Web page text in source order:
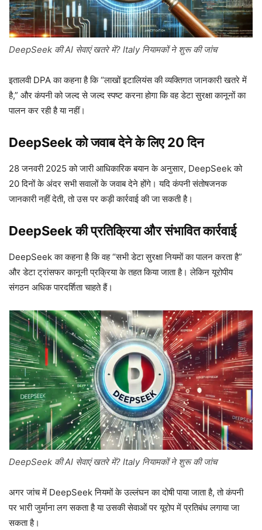
DeepSeek की AI सेवाएं खतरे में? Italy नियामकों ने शुरू की जांच
इतालवी DPA का कहना है कि “लाखों इटालियंस की व्यक्तिगत जानकारी खतरे में
है,” और कंपनी को जल्द से जल्द स्पष्ट करना होगा कि वह डेटा सुरक्षा कानूनों का
पालन कर रही है या नहीं।
DeepSeek को जवाब देने के लिए 20 दिन
28 जनवरी 2025 को जारी आधिकारिक बयान के अनुसार, DeepSeek को
20 दिनों के अंदर सभी सवालों के जवाब देने होंगे। यदि कंपनी संतोषजनक
जानकारी नहीं देती, तो उस पर कड़ी कार्रवाई की जा सकती है।
DeepSeek की प्रतिक्रिया और संभावित कार्रवाई
DeepSeek का कहना है कि वह “सभी डेटा सुरक्षा नियमों का पालन करता है”
और डेटा ट्रांसफर कानूनी प्रक्रिया के तहत किया जाता है। लेकिन यूरोपीय
संगठन अधिक पारदर्शिता चाहते हैं।
DeepSeek की AI सेवाएं खतरे में? Italy नियामकों ने शुरू की जांच
अगर जांच में DeepSeek नियमों के उल्लंघन का दोषी पाया जाता है, तो कंपनी
पर भारी जुर्माना लग सकता है या उसकी सेवाओं पर यूरोप में प्रतिबंध लगाया जा
सकता है।